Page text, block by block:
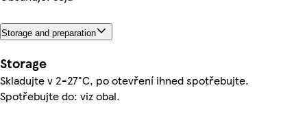
Storage and preparation
Storage
Skladujte v 2-27°C, po otevření ihned spotřebujte.
Spotřebujte do: viz obal.